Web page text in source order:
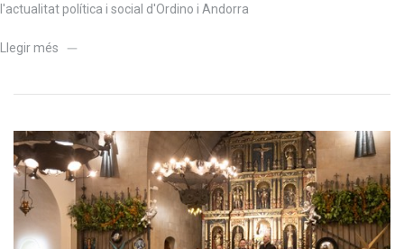
l'actualitat política i social d'Ordino i Andorra
Llegir més